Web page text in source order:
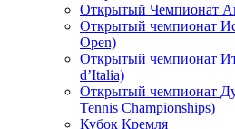
Открытый Чемпионат
Открытый чемпионат
Open)
Открытый чемпионат
d’Italia)
Открытый чемпионат
Tennis Championships)
Кубок Кремля